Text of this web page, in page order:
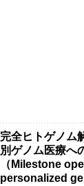
完全ヒトゲノム
別ゲノム医療へ
（Milestone
personalized